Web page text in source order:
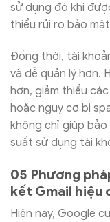
sử dụng đó khi
thiểu rủi ro bảo
Đồng thời, tài
và dễ quản lý hơn.
hơn, giảm thiểu
hoặc nguy cơ bị
không chỉ giúp
suất sử dụng tài
05 Phương
kết Gmail hiệu
Hiện nay, Google